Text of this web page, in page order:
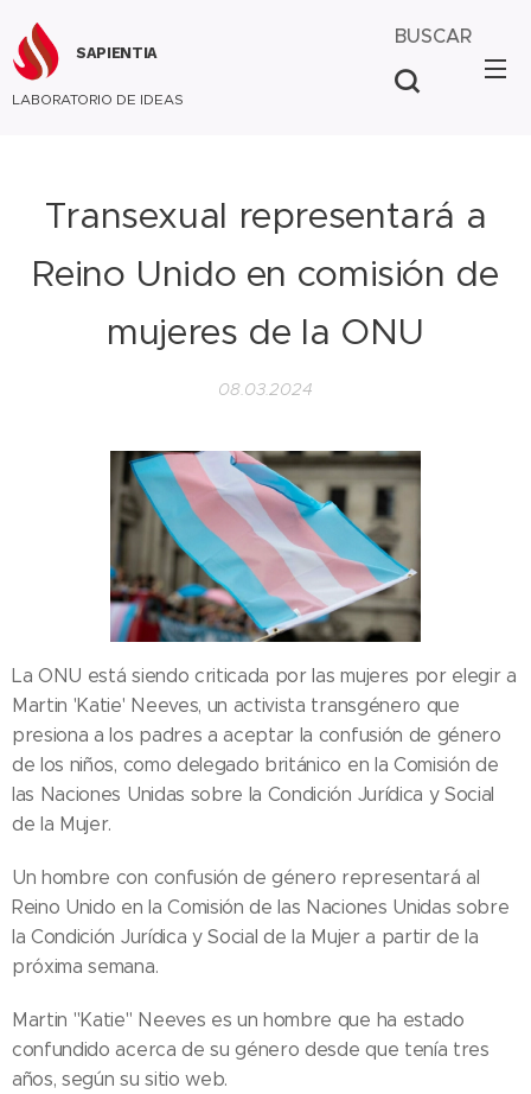
SAPIENTIA
LABORATORIO DE IDEAS
BUSCAR
Transexual representará a
Reino Unido en comisión de
mujeres de la ONU
08.03.2024
La ONU está siendo criticada por las mujeres por elegir a
Martin 'Katie' Neeves, un activista transgénero que
presiona a los padres a aceptar la confusión de género
de los niños, como delegado británico en la Comisión de
las Naciones Unidas sobre la Condición Jurídica y Social
de la Mujer.
Un hombre con confusión de género representará al
Reino Unido en la Comisión de las Naciones Unidas sobre
la Condición Jurídica y Social de la Mujer a partir de la
próxima semana.
Martin "Katie" Neeves es un hombre que ha estado
confundido acerca de su género desde que tenía tres
años, según su sitio web.